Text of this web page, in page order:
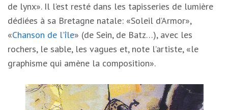
de lynx». Il l’est resté dans les tapisseries de lumière
dédiées à sa Bretagne natale: «Soleil d’Armor»,
«Chanson de l’île» (de Sein, de Batz…), avec les
rochers, le sable, les vagues et, note l’artiste, «le
graphisme qui amène la composition».